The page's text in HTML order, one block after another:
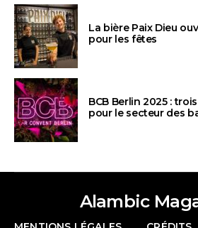
La bière Paix Dieu
pour les fêtes
BCB Berlin 2025 :
pour le secteur des
Alambic